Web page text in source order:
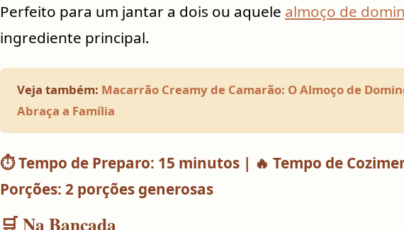
Perfeito para um jantar a dois ou aquele almoço de
ingrediente principal.
Veja também: Macarrão Creamy de Camarão: O Almoço de
Abraça a Família
⏱️ Tempo de Preparo: 15 minutos | 🔥 Tempo de
Porções: 2 porções generosas
🛒 Na Bancada